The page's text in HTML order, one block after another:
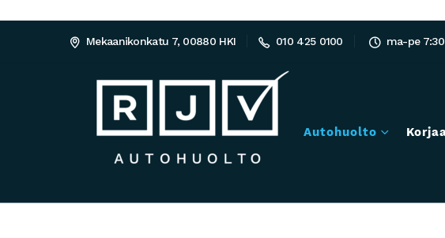
Mekaanikonkatu 7, 00880 HKI 010 425 0100 ma-pe
Autohuolto